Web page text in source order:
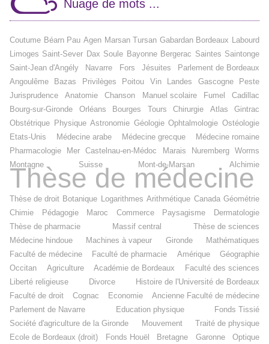
Nuage de mots ...
Coutume Béarn Pau Agen Marsan Tursan Gabardan Bordeaux Labourd
Limoges Saint-Sever Dax Soule Bayonne Bergerac Saintes Saintonge
Saint-Jean d'Angély
Navarre Fors Jésuites
Parlement de Bordeaux
Angoulême
Bazas Privilèges Poitou Vin Landes Gascogne
Peste
Jurisprudence
Anatomie Chanson Manuel scolaire Fumel
Cadillac
Bourg-sur-Gironde
Orléans Bourges Tours Chirurgie Atlas
Gintrac
Obstétrique Physique Astronomie Géologie Ophtalmologie Ostéologie
Etats-Unis
Médecine arabe Médecine grecque
Médecine romaine
Pharmacologie
Mer Castelnau-en-Médoc Marais Nuremberg
Worms
Montagne
Suisse Mont-de-Marsan Alchimie
Thèse de médecine
Thèse de droit Botanique Logarithmes Arithmétique Canada Géométrie
Chimie
Pédagogie Maroc Commerce Paysagisme
Dermatologie
Thèse de pharmacie
Massif central
Thèse de sciences
Médecine hindoue
Machines à vapeur Gironde
Mathématiques
Faculté de médecine
Faculté de pharmacie Amérique
Géographie
Occitan
Agriculture Académie de Bordeaux
Faculté des sciences
Liberté religieuse
Divorce
Histoire de l'Université de Bordeaux
Faculté de droit
Cognac Economie
Ancienne Faculté de médecine
Parlement de Navarre
Education physique
Fonds Tissié
Société d'agriculture de la Gironde
Mouvement
Traité de physique
Ecole de Bordeaux (droit)
Fonds Houël Bretagne Garonne Optique